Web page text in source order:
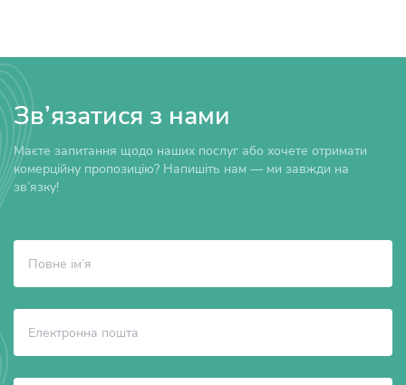
Зв’язатися з нами
Маєте запитання щодо наших послуг або хочете отримати
комерційну пропозицію? Напишіть нам — ми завжди на
зв’язку!